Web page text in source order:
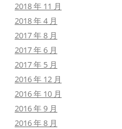
2018 年 11 月
2018 年 4 月
2017 年 8 月
2017 年 6 月
2017 年 5 月
2016 年 12 月
2016 年 10 月
2016 年 9 月
2016 年 8 月